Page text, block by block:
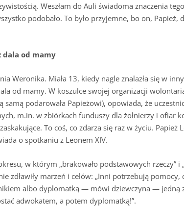
Weszłam do Auli świadoma znaczenia
podobało. To było przyjemne, bo on, Papież,
dala od mamy
Weronika. Miała 13, kiedy nagle znalazła się w
od mamy. W koszulce swojej organizacji
podarowała Papieżowi), opowiada, że
m.in. w zbiórkach funduszy dla żołnierzy i ofiar
To coś, co zdarza się raz w życiu. Papież
o spotkaniu z Leonem XIV.
w którym „brakowało podstawowych rzeczy” i
zdławiły marzeń i celów: „Inni potrzebują pomocy,
albo dyplomatką — mówi dziewczyna — jedną
adwokatem, a potem dyplomatką!”.